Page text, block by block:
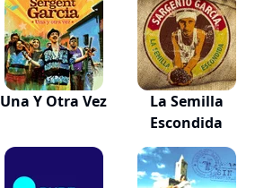
Una Y Otra Vez
La Semilla
Escondida